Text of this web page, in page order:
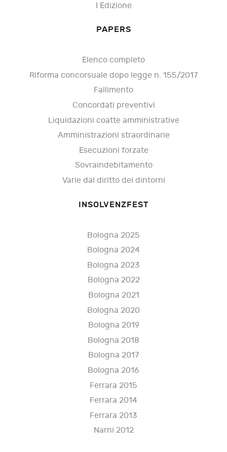
I Edizione
PAPERS
Elenco completo
Riforma concorsuale dopo legge n. 155/2017
Fallimento
Concordati preventivi
Liquidazioni coatte amministrative
Amministrazioni straordinarie
Esecuzioni forzate
Sovraindebitamento
Varie dal diritto dei dintorni
INSOLVENZFEST
Bologna 2025
Bologna 2024
Bologna 2023
Bologna 2022
Bologna 2021
Bologna 2020
Bologna 2019
Bologna 2018
Bologna 2017
Bologna 2016
Ferrara 2015
Ferrara 2014
Ferrara 2013
Narni 2012